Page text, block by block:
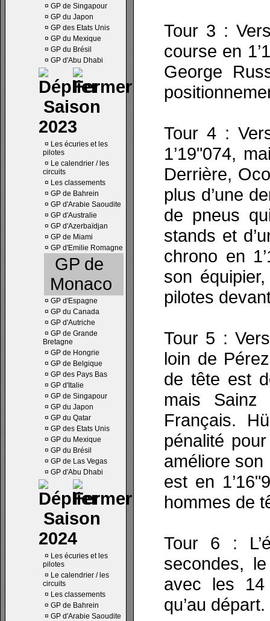
¤ GP de Singapour
¤ GP du Japon
¤ GP des Etats Unis
¤ GP du Mexique
¤ GP du Brésil
¤ GP d'Abu Dhabi
Saison
2023
¤ Les écuries et les
pilotes
¤ Le calendrier / les
circuits
¤ Les classements
¤ GP de Bahrein
¤ GP d'Arabie Saoudite
¤ GP d'Australie
¤ GP d'Azerbaïdjan
¤ GP de Miami
¤ GP d'Emilie Romagne
GP de
Monaco
¤ GP d'Espagne
¤ GP du Canada
¤ GP d'Autriche
¤ GP de Grande
Bretagne
¤ GP de Hongrie
¤ GP de Belgique
¤ GP des Pays Bas
¤ GP d'Italie
¤ GP de Singapour
¤ GP du Japon
¤ GP du Qatar
¤ GP des Etats Unis
¤ GP du Mexique
¤ GP du Brésil
¤ GP de Las Vegas
¤ GP d'Abu Dhabi
Saison
2024
¤ Les écuries et les
pilotes
¤ Le calendrier / les
circuits
¤ Les classements
¤ GP de Bahrein
¤ GP d'Arabie Saoudite
Tour 3 :
course en
George
Tour 4 :
1’19"074,
Derrière,
plus d’une
de pneus
stands et
chrono en
son
pilotes
Tour 5 :
loin de
de tête est
mais Sainz
Français.
pénalité
améliore son
est en
hommes de
Tour 6 :
secondes,
avec les
qu’au départ.